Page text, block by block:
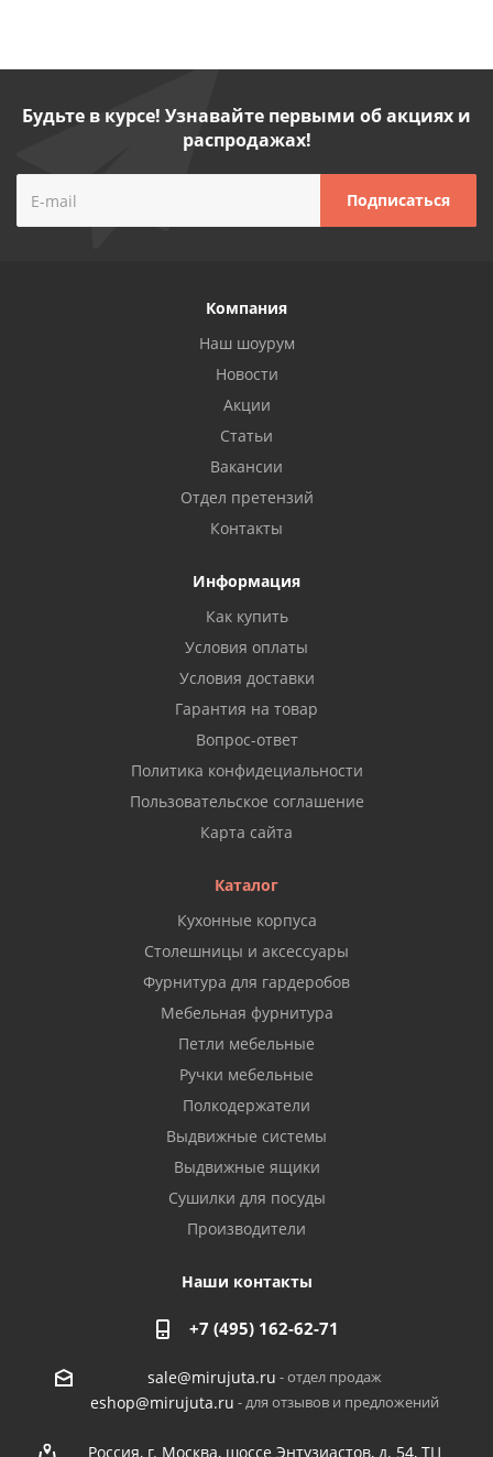
Будьте в курсе! Узнавайте первыми об акциях и
распродажах!
Компания
Наш шоурум
Новости
Акции
Статьи
Вакансии
Отдел претензий
Контакты
Информация
Как купить
Условия оплаты
Условия доставки
Гарантия на товар
Вопрос-ответ
Политика конфидециальности
Пользовательское соглашение
Карта сайта
Каталог
Кухонные корпуса
Столешницы и аксессуары
Фурнитура для гардеробов
Мебельная фурнитура
Петли мебельные
Ручки мебельные
Полкодержатели
Выдвижные системы
Выдвижные ящики
Сушилки для посуды
Производители
Наши контакты
+7 (495) 162-62-71
sale@mirujuta.ru - отдел продаж
eshop@mirujuta.ru - для отзывов и предложений
Россия, г. Москва, шоссе Энтузиастов, д. 54, ТЦ